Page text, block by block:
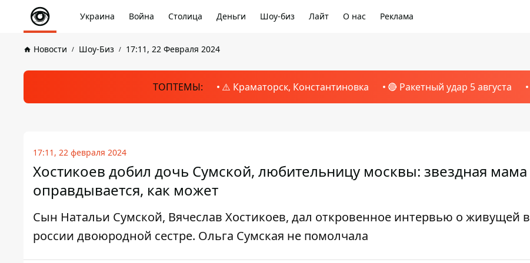
Украина Война Столица Деньги Шоу-биз Лайт О нас Реклама
Новости Шоу-Биз 17:11, 22 Февраля 2024
ТОПТЕМЫ: ⚠️ Краматорск, Константиновка 🔴 Ракетный удар 5 августа
17:11, 22 февраля 2024
Хостикоев добил дочь Сумской, любительницу москвы: звездная мама
оправдывается, как может
Сын Натальи Сумской, Вячеслав Хостикоев, дал откровенное интервью о живущей в
россии двоюродной сестре. Ольга Сумская не помолчала